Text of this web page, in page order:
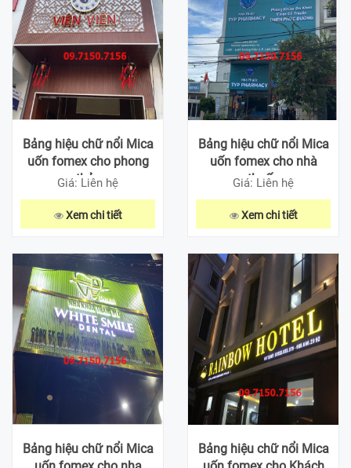
Bảng hiệu chữ nổi Mica
uốn fomex cho phong
thủy
Giá: Liên hệ
Xem chi tiết
Bảng hiệu chữ nổi Mica
uốn fomex cho nhà
thuốc
Giá: Liên hệ
Xem chi tiết
Bảng hiệu chữ nổi Mica
Bảng hiệu chữ nổi Mica